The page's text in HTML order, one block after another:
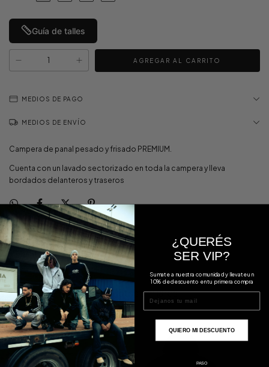
Guía de talles
MEDIOS DE PAGO
MEDIOS DE ENVÍO
Campera de panal pesado y frisado PREMIUM.
Cuenta con un lavado sectorizado en toda la campera y lleva
bordados delanteros y traseros
Productos similares
¿QUERÉS
SER VIP?
Sumate a nuestra comunidad y llevate un
10% de descuento en tu primera compra
email
QUIERO MI DESCUENTO
PASO